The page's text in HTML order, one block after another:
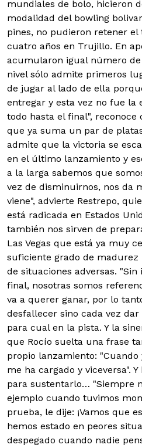
mundiales de bolo, hicieron
modalidad del bowling
pines, no pudieron retener
cuatro años en Trujillo. En
acumularon igual número
nivel sólo admite primeros
de jugar al lado de ella
entregar y esta vez no fue la
todo hasta el final", reconoce
que ya suma un par de
admite que la victoria se
en el último lanzamiento y
a la larga sabemos que
vez de disminuirnos, nos da
viene", advierte Restrepo,
está radicada en Estados
también nos sirven de
Las Vegas que está ya muy
suficiente grado de madurez
de situaciones adversas.
final, nosotras somos
va a querer ganar, por lo
desfallecer sino cada vez dar
para cual en la pista. Y la
que Rocío suelta una frase
propio lanzamiento:
me ha cargado y viceversa".
para sustentarlo… "Siempre
ejemplo cuando tuvimos
prueba, le dije: ¡Vamos que
hemos estado en peores
despegado cuando nadie